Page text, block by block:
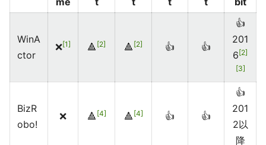
WinA
ctor
❌ 1 🔺 2 🔺 2 👍 👍
👍
201
6 2
3
BizR
obo!
❌ 🔺 4 🔺 4 👍 👍
👍
201
2以
降